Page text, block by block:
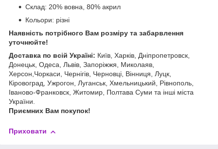
Склад: 20% вовна, 80% акрил
Кольори: різні
Наявність потрібного Вам розміру та забарвлення
уточнюйте!
Доставка по всій Україні: Київ, Харків, Дніпропетровск,
Донецьк, Одеса, Львів, Запоріжжя, Миколаяв,
Херсон,Чоркаси, Чернігів, Черновці, Вінниця, Луцк,
Кіровоград, Ужрогон, Луганськ, Хмельницький, Рівнополь,
Іваново-Франковск, Житомир, Полтава Суми та інші міста
України.
Приємних Вам покупок!
Приховати